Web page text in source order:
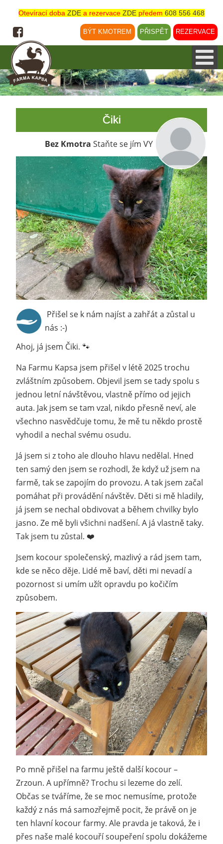
Otevírací doba ZDE a rezervace ZDE předem 608 556 468
REZERVACE
PŘISPĚT
BÝT KMOTREM
Čiki
Bez Kmotra Staňte se jím VY
Přišel se k nám najíst a zahřát a zůstal u
nás :-)
Ahoj, já jsem Čiki. 🐾
Na Farmu Kapsa jsem přišel v létě 2025 trochu
zvláštním způsobem. Objevil jsem se tady spolu s
jednou letní návštěvou, vlastně přímo od jejich
auta. Jak jsem se tam vzal, nikdo přesně neví, ale
všechno nasvědčuje tomu, že mě tu někdo prostě
vyhodil a nechal svému osudu.
Já jsem si z toho ale dlouho hlavu nedělal. Hned
ten samý den jsem se rozhodl, že když už jsem na
farmě, tak se zapojím do provozu. A tak jsem začal
pomáhat při provádění návštěv. Děti si mě hladily,
já jsem se nechal obdivovat a během chvilky bylo
jasno. Ze mě byli všichni nadšení. A já vlastně taky.
Tak jsem tu zůstal. ❤️
Jsem kocour společenský, mazlivý a rád jsem tam,
kde se něco děje. Lidé mě baví, děti mi nevadí a
pozornost si umím užít opravdu po kočičím
způsobem.
Po mně přišel na farmu ještě další kocour –
Zrzoun. A upřímně? Trochu si lezeme do zelí.
Občas se tváříme, že se moc nemusíme, protože
každý z nás má samozřejmě pocit, že právě on je
ten hlavní kocour farmy. Ale pravda je taková, že i
přes naše malé kocouří soupeření spolu dokážeme